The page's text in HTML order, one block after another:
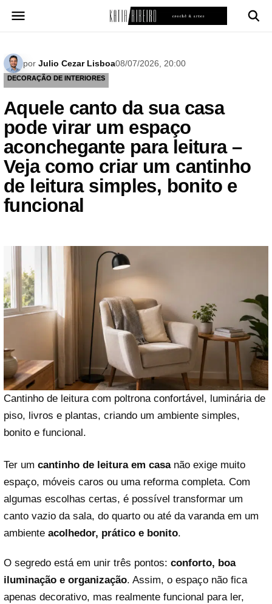
para
por Julio Cezar Lisboa08/07/2026, 20:00
DECORAÇÃO DE INTERIORES
Aquele canto da sua casa
pode virar um espaço
aconchegante para leitura –
Veja como criar um cantinho
de leitura simples, bonito e
funcional
Cantinho de leitura com poltrona confortável, luminária de
piso, livros e plantas, criando um ambiente simples,
bonito e funcional.
Ter um cantinho de leitura em casanão exige muito
espaço, móveis caros ou uma reforma completa. Com
algumas escolhas certas, é possível transformar um
canto vazio da sala, do quarto ou até da varanda em um
ambiente acolhedor, prático e bonito.
O segredo está em unir três pontos: conforto, boa
iluminação e organização. Assim, o espaço não fica
apenas decorativo, mas realmente funcional para ler,